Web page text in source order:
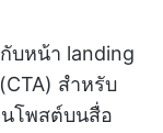
บหน้า landing
สำหรับ
โพสต์บนสื่อ